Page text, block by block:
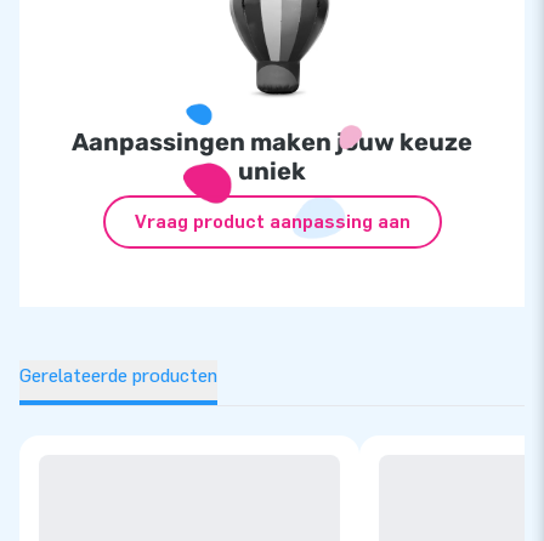
Aanpassingen maken jouw keuze
uniek
Vraag product aanpassing aan
Gerelateerde producten